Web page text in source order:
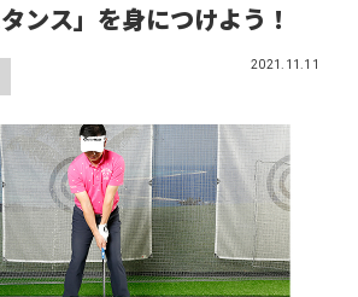
ンス」を身につけよう！
2021.11.11